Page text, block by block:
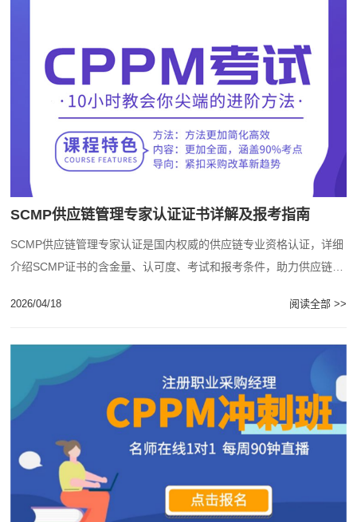
SCMP供应链管理专家认证证书详解及报考指南
SCMP供应链管理专家认证是国内权威的供应链专业资格认证，详细
介绍SCMP证书的含金量、认可度、考试和报考条件，助力供应链专
2026/04/18 阅读全部 >>